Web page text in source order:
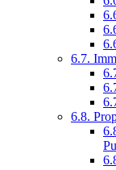
6.7.
6.8.